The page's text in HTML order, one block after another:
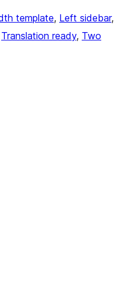
template, Left sidebar
Translation ready, Two